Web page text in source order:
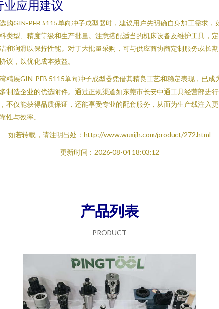
业应用建议
购GIN-PFB 5115单向冲子成型器时，建议用户先明确自身加工需求，
类型、精度等级和生产批量。注意搭配适当的机床设备及维护工具，
和润滑以保持性能。对于大批量采购，可与供应商协商定制服务或长
议，以优化成本效益。
精展GIN-PFB 5115单向冲子成型器凭借其精良工艺和稳定表现，已成
制造企业的优选附件。通过正规渠道如东莞市长安中通工具经营部进
不仅能获得品质保证，还能享受专业的配套服务，从而为生产线注入
性与效率。
如若转载，请注明出处：http://www.wuxijh.com/product/272.html
更新时间：2026-08-04 18:03:12
产品列表
PRODUCT